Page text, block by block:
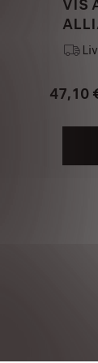
VIS
47,10
Price
Quantity